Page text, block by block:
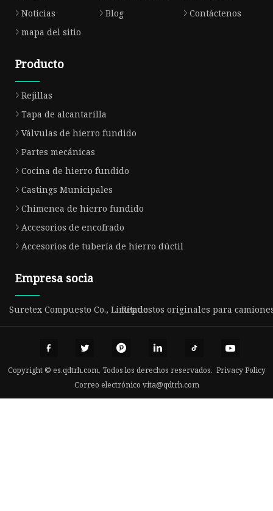
Noticias
Blog
Contáctenos
mapa del sitio
Producto
Rejillas
Tapa de alcantarilla
Válvulas de hierro fundido
Partes mecánicas
Cocina de hierro fundido
Castings Municipales
Chimenea de hierro fundido
Accesorios de encofrado
Accesorios de tubería de hierro dúctil
Empresa socia
Suretex Compuesto Co., Limitado.Repuestos originales para
Copyright © es.qdtrh.com, Todos los derechos reservados. Privacy Policy
Correo electrónico vita@qdtrh.com